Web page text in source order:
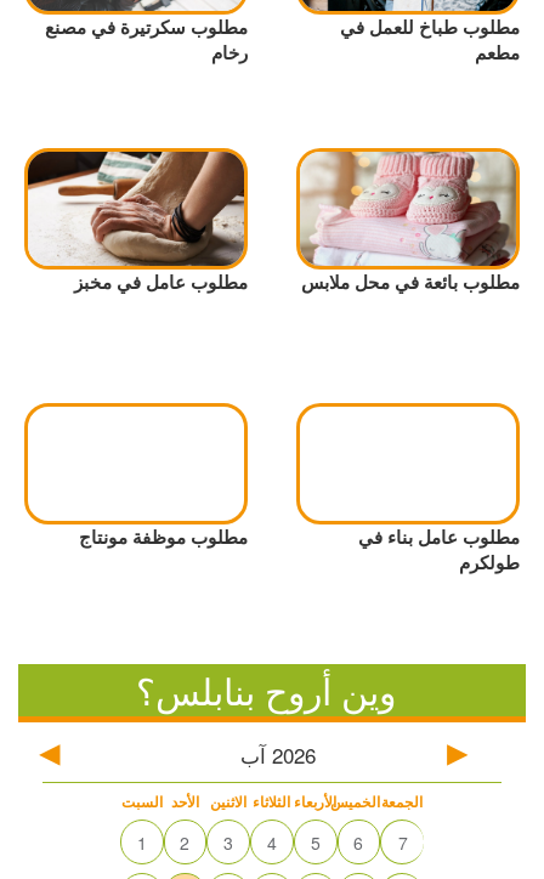
مطلوب طباخ للعمل في
مطعم
مطلوب سكرتيرة في مصنع
رخام
مطلوب بائعة في محل ملابس مطلوب عامل في مخبز
مطلوب عامل بناء في
طولكرم
مطلوب موظفة مونتاج
وين أروح بنابلس؟
2026 آب
السبت الأحد الاثنين الثلاثاء الأربعاءالخميسالجمعة
1 2 3 4 5 6 7